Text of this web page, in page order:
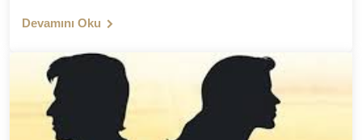
Devamını Oku